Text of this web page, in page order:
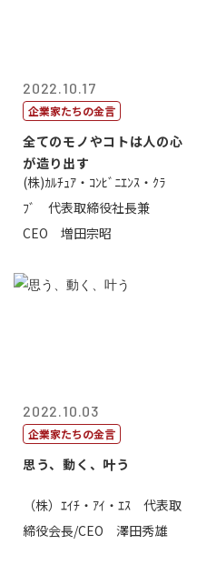
2022.10.17
企業家たちの金言
全てのモノやコトは人の心
が造り出す
(株)ｶﾙﾁｭｱ・ｺﾝﾋﾞﾆｴﾝｽ・ｸﾗ
ﾌﾞ 代表取締役社長兼
CEO 増田宗昭
2022.10.03
企業家たちの金言
思う、動く、叶う
（株）ｴｲﾁ・ｱｲ・ｴｽ 代表取
締役会長/CEO 澤田秀雄